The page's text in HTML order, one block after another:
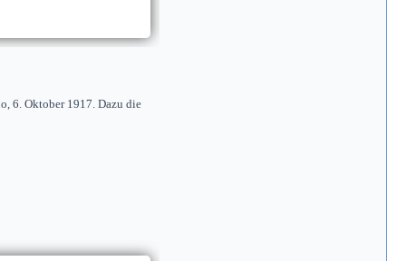
6. Oktober 1917. Dazu die